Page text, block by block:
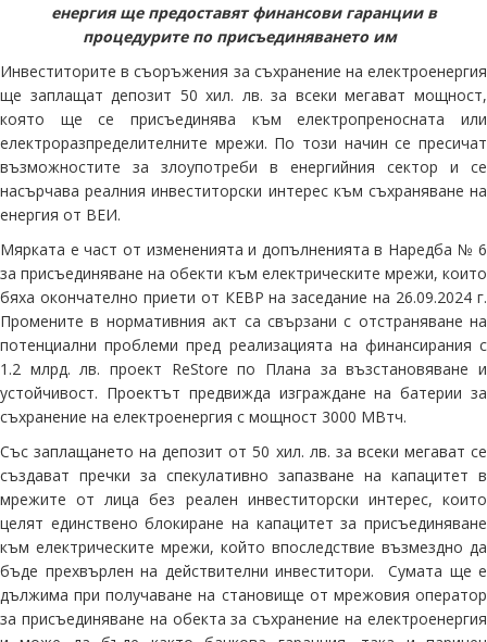
енергияще предоставятфинансови гаранции в
процедурите по присъединяването им
Инвеститорите в съоръжения за съхранение на електроенергия
ще заплащат депозит 50 хил. лв. за всеки мегават мощност,
която ще се присъединява към електропреносната или
електроразпределителните мрежи. По този начин се пресичат
възможностите за злоупотреби в енергийния сектор и се
насърчава реалния инвеститорски интерес към съхраняване на
енергия от ВЕИ.
Мярката е част от измененията и допълненията в Наредба № 6
за присъединяване на обекти към електрическите мрежи, които
бяха окончателно приети от КЕВР на заседание на 26.09.2024 г.
Промените в нормативния акт са свързани с отстраняване на
потенциални проблеми пред реализацията на финансирания с
1.2 млрд. лв. проект ReStore по Плана за възстановяване и
устойчивост. Проектът предвижда изграждане на батерии за
съхранение на електроенергия с мощност 3000 МВтч.
Със заплащането на депозит от 50 хил. лв. за всеки мегават се
създават пречки за спекулативно запазване на капацитет в
мрежите от лица без реален инвеститорски интерес, които
целят единствено блокиране на капацитет за присъединяване
към електрическите мрежи, който впоследствие възмездно да
бъде прехвърлен на действителни инвеститори. Сумата ще е
дължима при получаване на становище от мрежовия оператор
за присъединяване на обекта за съхранение на електроенергия